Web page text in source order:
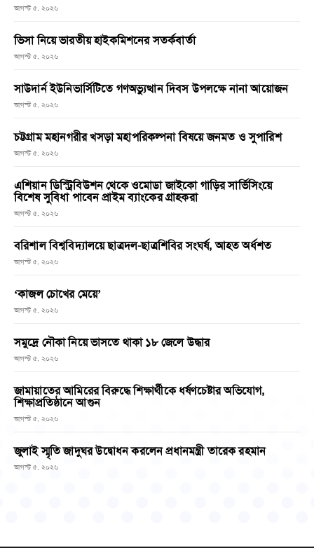
আগস্ট ৫, ২০২৬
ভিসা নিয়ে ভারতীয় হাইকমিশনের সতর্কবার্তা
আগস্ট ৫, ২০২৬
সাউদার্ন ইউনিভার্সিটিতে গণঅভ্যুত্থান দিবস উপলক্ষে নানা আয়োজন
আগস্ট ৫, ২০২৬
চট্টগ্রাম মহানগরীর খসড়া মহাপরিকল্পনা বিষয়ে জনমত ও সুপারিশ
আগস্ট ৫, ২০২৬
এশিয়ান ডিস্ট্রিবিউশন থেকে ওমোডা জাইকো গাড়ির সার্ভিসিংয়ে
বিশেষ সুবিধা পাবেন প্রাইম ব্যাংকের গ্রাহকরা
আগস্ট ৫, ২০২৬
বরিশাল বিশ্ববিদ্যালয়ে ছাত্রদল-ছাত্রশিবির সংঘর্ষ, আহত অর্ধশত
আগস্ট ৫, ২০২৬
‘কাজল চোখের মেয়ে’
আগস্ট ৫, ২০২৬
সমুদ্রে নৌকা নিয়ে ভাসতে থাকা ১৮ জেলে উদ্ধার
আগস্ট ৫, ২০২৬
জামায়াতের আমিরের বিরুদ্ধে শিক্ষার্থীকে ধর্ষণচেষ্টার অভিযোগ,
শিক্ষাপ্রতিষ্ঠানে আগুন
আগস্ট ৫, ২০২৬
জুলাই স্মৃতি জাদুঘর উদ্বোধন করলেন প্রধানমন্ত্রী তারেক রহমান
আগস্ট ৫, ২০২৬